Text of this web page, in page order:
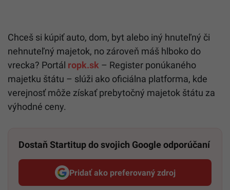
Chceš si kúpiť auto, dom, byt alebo iný hnuteľný či
nehnuteľný majetok, no zároveň máš hlboko do
vrecka? Portál ropk.sk – Register ponúkaného
majetku štátu – slúži ako oficiálna platforma, kde
verejnosť môže získať prebytočný majetok štátu za
výhodné ceny.
Dostaň Startitup do svojich Google odporúčaní
Pridať ako preferovaný zdroj
Startitup, odkaz sa otvorí v